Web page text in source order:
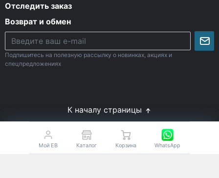
Отследить заказ
Возврат и обмен
Подпишитесь на полезную рассылку о новинках, акциях и
спецпредложениях
К началу страницы
© Все права защищены. 2009-2026 Energy-Body.ru
Спортивное питание с доставкой по России
Мой EB Каталог Корзина WhatsApp